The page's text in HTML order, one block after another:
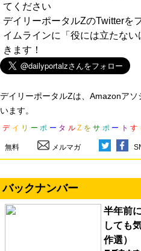
てください
デイリーポータルZのTwitterを
イムラインに「役には立たな
きます！
デイリーポータルZは、Amazonア
います。
デ イ リ ー ポ ー タ ル Z を サ ポ ー ト す
無料 メルマガ
バックナンバー
半年前
しても
作選）